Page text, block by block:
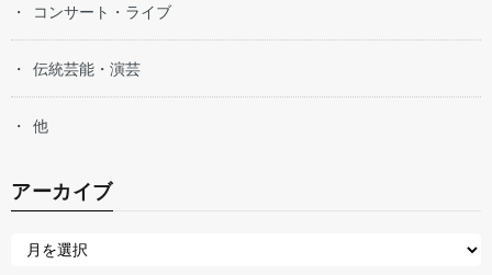
コンサート・ライブ
伝統芸能・演芸
他
アーカイブ